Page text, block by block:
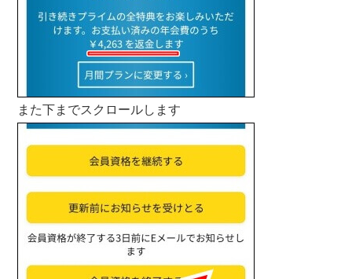
また下までスクロールします